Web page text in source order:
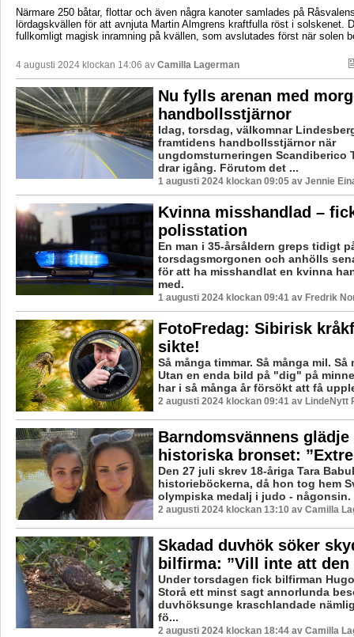
Närmare 250 båtar, flottar och även några kanoter samlades på
lördagskvällen för att avnjuta Martin Almgrens kraftfulla röst i solskenet.
fullkomligt magisk inramning på kvällen, som avslutades först när solen
4 augusti 2024 klockan 14:06 av Camilla Lagerman
Nu fylls arenan med
handbollsstjärnor
Idag, torsdag, välkomnar
framtidens handbollsstjärnor när
ungdomsturneringen Scandiberico
drar igång. Förutom det ...
1 augusti 2024 klockan 09:05 av Jennie
Kvinna misshandlad –
polisstation
En man i 35-årsåldern greps tidigt
torsdagsmorgonen och anhölls
för att ha misshandlat en kvinna
med.
1 augusti 2024 klockan 09:41 av Fredrik
FotoFredag: Sibirisk
sikte!
Så många timmar. Så många mil. Så
Utan en enda bild på "dig" på
har i så många år försökt att få
2 augusti 2024 klockan 09:41 av LindeNytt
Barndomsvännens glädje
historiska bronset:
Den 27 juli skrev 18-åriga Tara
historieböckerna, då hon tog hem
olympiska medalj i judo - någonsin.
2 augusti 2024 klockan 13:10 av Camilla
Skadad duvhök söker
bilfirma: ”Vill inte att den
Under torsdagen fick bilfirman
Storå ett minst sagt annorlunda
duvhöksunge kraschlandade
fö...
2 augusti 2024 klockan 18:44 av Camilla